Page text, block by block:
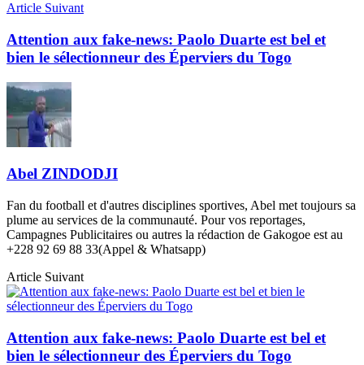
Article Suivant
Attention aux fake-news: Paolo Duarte est bel et
bien le sélectionneur des Éperviers du Togo
Abel ZINDODJI
Fan du football et d'autres disciplines sportives, Abel met toujours sa
plume au services de la communauté. Pour vos reportages,
Campagnes Publicitaires ou autres la rédaction de Gakogoe est au
+228 92 69 88 33(Appel & Whatsapp)
Article Suivant
Attention aux fake-news: Paolo Duarte est bel et
bien le sélectionneur des Éperviers du Togo